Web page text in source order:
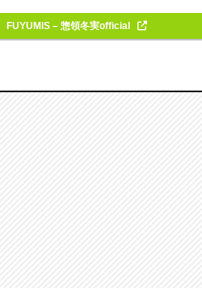
FUYUMIS – 惣領冬実official